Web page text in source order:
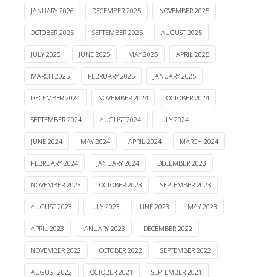
JANUARY 2026 DECEMBER 2025 NOVEMBER 2025
OCTOBER 2025 SEPTEMBER 2025 AUGUST 2025
JULY 2025 JUNE 2025 MAY 2025 APRIL 2025
MARCH 2025 FEBRUARY 2025 JANUARY 2025
DECEMBER 2024 NOVEMBER 2024 OCTOBER 2024
SEPTEMBER 2024 AUGUST 2024 JULY 2024
JUNE 2024 MAY 2024 APRIL 2024 MARCH 2024
FEBRUARY 2024 JANUARY 2024 DECEMBER 2023
NOVEMBER 2023 OCTOBER 2023 SEPTEMBER 2023
AUGUST 2023 JULY 2023 JUNE 2023 MAY 2023
APRIL 2023 JANUARY 2023 DECEMBER 2022
NOVEMBER 2022 OCTOBER 2022 SEPTEMBER 2022
AUGUST 2022 OCTOBER 2021 SEPTEMBER 2021